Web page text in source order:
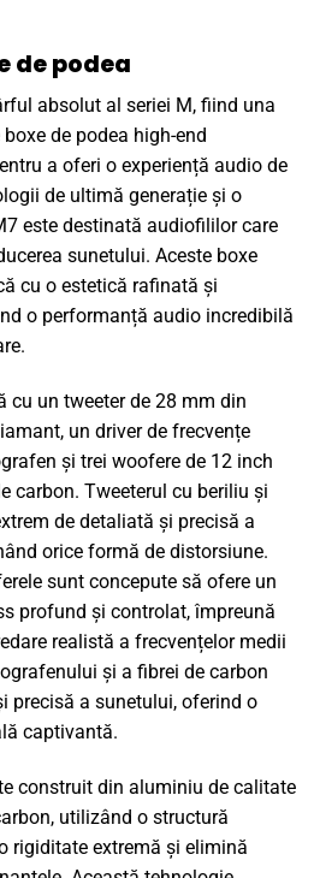
de podea
absolut al seriei M, fiind una
de podea high-end
a oferi o experiență audio de
de ultimă generație și o
este destinată audiofililor care
sunetului. Aceste boxe
cu o estetică rafinată și
o performanță audio incredibilă
cu un tweeter de 28 mm din
un driver de frecvențe
și trei woofere de 12 inch
carbon. Tweeterul cu beriliu și
de detaliată și precisă a
orice formă de distorsiune.
sunt concepute să ofere un
profund și controlat, împreună
realistă a frecvențelor medii
și a fibrei de carbon
precisă a sunetului, oferind o
captivantă.
construit din aluminiu de calitate
utilizând o structură
rigiditate extremă și elimină